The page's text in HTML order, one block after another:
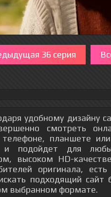
36 серия
удобному дизайну
смотреть
телефоне, планшете
и подойдет для
высоком HD-
оригинала,
подходящий
выбранном формате.